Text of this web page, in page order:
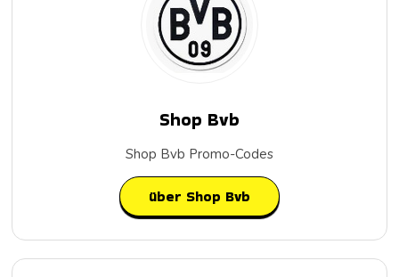
Shop Bvb
Shop Bvb Promo-Codes
über Shop Bvb